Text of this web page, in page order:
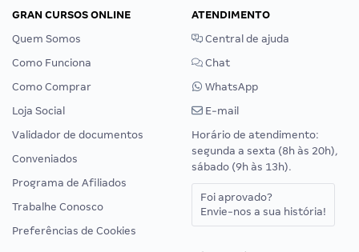
GRAN CURSOS ONLINE
Quem Somos
Como Funciona
Como Comprar
Loja Social
Validador de documentos
Conveniados
Programa de Afiliados
Trabalhe Conosco
Preferências de Cookies
ATENDIMENTO
Central de ajuda
Chat
WhatsApp
E-mail
Horário de atendimento:
segunda a sexta (8h às 20h),
sábado (9h às 13h).
Foi aprovado?
Envie-nos a sua história!